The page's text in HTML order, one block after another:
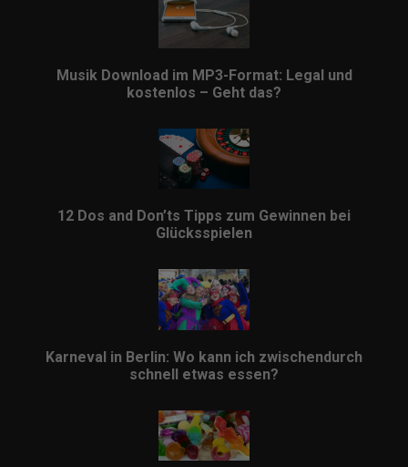
Musik Download im MP3-Format: Legal und
kostenlos – Geht das?
12 Dos and Don’ts Tipps zum Gewinnen bei
Glücksspielen
Karneval in Berlin: Wo kann ich zwischendurch
schnell etwas essen?